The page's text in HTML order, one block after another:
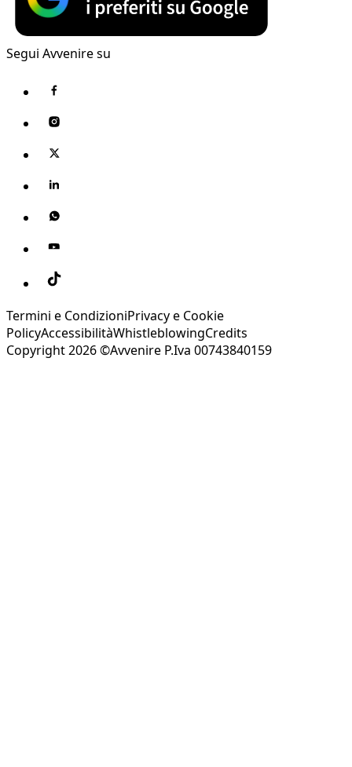
Segui Avvenire su
Termini e CondizioniPrivacy e Cookie
PolicyAccessibilitàWhistleblowingCredits
Copyright 2026 ©Avvenire P.Iva 00743840159